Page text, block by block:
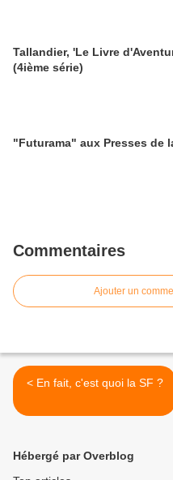
Tallandier, 'Le Livre
(4ième série)
"Futurama" aux Presses de
Commentaires
Ajouter un
< En fait, c'est quoi la SF ?
Hébergé par Overblog